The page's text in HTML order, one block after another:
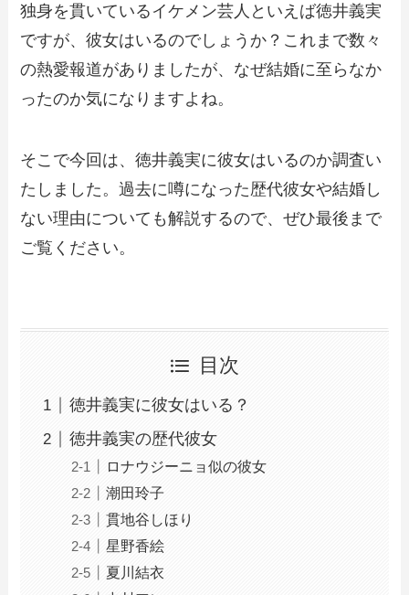
独身を貫いているイケメン芸人といえば徳井義実
ですが、彼女はいるのでしょうか？これまで数々
の熱愛報道がありましたが、なぜ結婚に至らなか
ったのか気になりますよね。
そこで今回は、徳井義実に彼女はいるのか調査い
たしました。過去に噂になった歴代彼女や結婚し
ない理由についても解説するので、ぜひ最後まで
ご覧ください。
目次
徳井義実に彼女はいる？
徳井義実の歴代彼女
ロナウジーニョ似の彼女
潮田玲子
貫地谷しほり
星野香絵
夏川結衣